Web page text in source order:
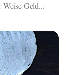
Geld...